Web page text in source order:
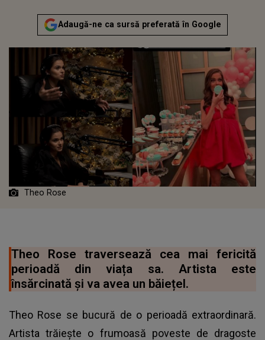
Adaugă-ne ca sursă preferată în Google
Theo Rose
Theo Rose traversează cea mai fericită
perioadă din viața sa. Artista este
însărcinată și va avea un băiețel.
Theo Rose se bucură de o perioadă extraordinară.
Artista trăiește o frumoasă poveste de dragoste